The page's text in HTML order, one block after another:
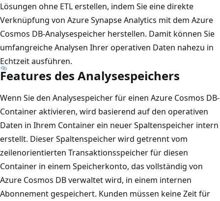
Lösungen ohne ETL erstellen, indem Sie eine direkte
Verknüpfung von Azure Synapse Analytics mit dem Azure
Cosmos DB-Analysespeicher herstellen. Damit können Sie
umfangreiche Analysen Ihrer operativen Daten nahezu in
Echtzeit ausführen.
Features des Analysespeichers
Wenn Sie den Analysespeicher für einen Azure Cosmos DB-
Container aktivieren, wird basierend auf den operativen
Daten in Ihrem Container ein neuer Spaltenspeicher intern
erstellt. Dieser Spaltenspeicher wird getrennt vom
zeilenorientierten Transaktionsspeicher für diesen
Container in einem Speicherkonto, das vollständig von
Azure Cosmos DB verwaltet wird, in einem internen
Abonnement gespeichert. Kunden müssen keine Zeit für